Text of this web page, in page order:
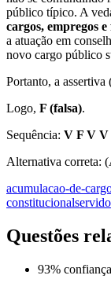
público típico. A
cargos, empregos
a atuação em
novo cargo público
Portanto, a
Logo, F (falsa).
Sequência: V F V V
Alternativa correta:
acumulacao-de-
constitucional
Questões
93% confiança